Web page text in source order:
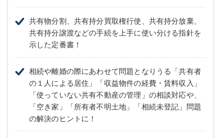
共有物分割、共有持分買取権行使、共有持分放棄、
共有持分譲渡などの手続を上手に使い分ける指針を
示した定番書！
相続や離婚の際にあわせて問題となりうる「共有者
の１人による居住」「収益物件の経費・賃料収入」
「使っていない共有不動産の管理」の相談対応や、
「空き家」「所有者不明土地」「相続未登記」問題
の解決のヒントに！